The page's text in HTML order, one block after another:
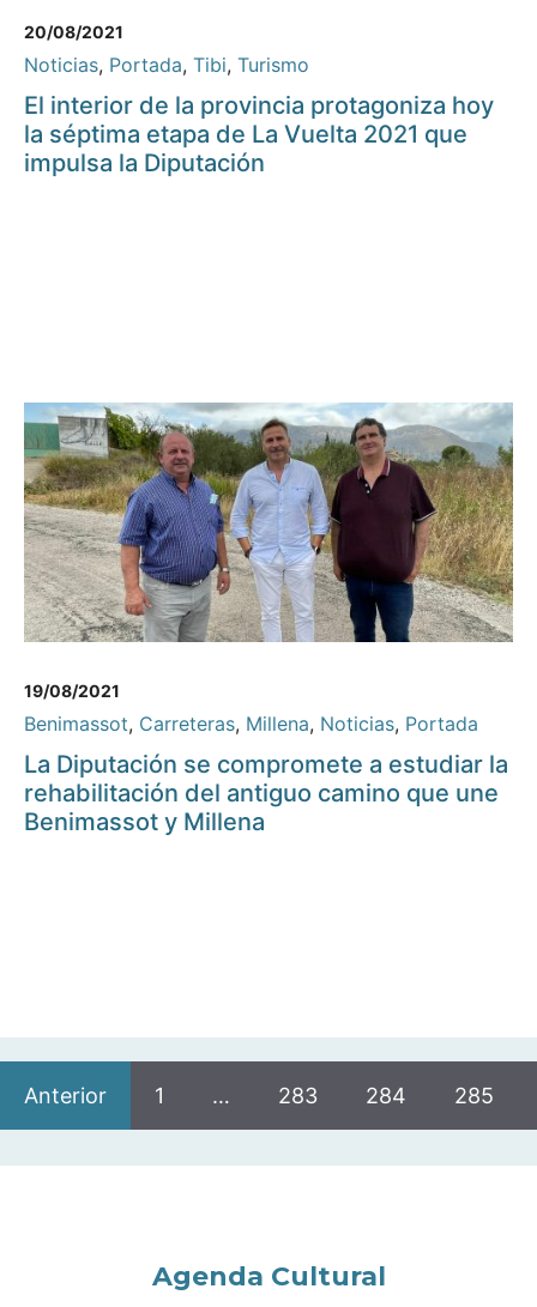
20/08/2021
Noticias, Portada, Tibi, Turismo
El interior de la provincia protagoniza hoy
la séptima etapa de La Vuelta 2021 que
impulsa la Diputación
19/08/2021
Benimassot, Carreteras, Millena, Noticias, Portada
La Diputación se compromete a estudiar la
rehabilitación del antiguo camino que une
Benimassot y Millena
Anterior 1 … 283 284 285
Agenda Cultural